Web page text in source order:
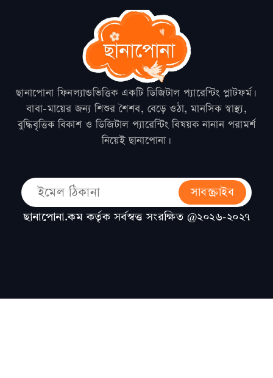
ছানাপোনা ফিনল্যান্ডভিত্তিক একটি ডিজিটাল প্যারেন্টিং প্লাটফর্ম।
বাবা-মায়ের জন্য শিশুর শৈশব, বেড়ে ওঠা, মানসিক স্বাস্থ্য,
বুদ্ধিবৃত্তিক বিকাশ ও ডিজিটাল প্যারেন্টিং বিষয়ক নানান পরামর্শ
নিয়েই ছানাপোনা।
সাবস্ক্রাইব
ছানাপোনা.কম কর্তৃক সর্বস্বত্ত সংরক্ষিত @২০২৬-২০২৭